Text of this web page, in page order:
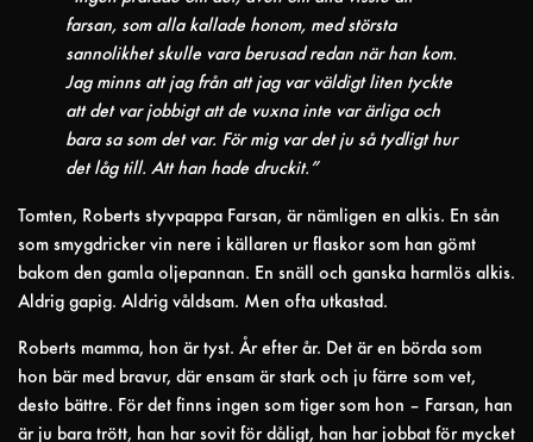
farsan, som alla kallade honom, med största
sannolikhet skulle vara berusad redan när han kom.
Jag minns att jag från att jag var väldigt liten tyckte
att det var jobbigt att de vuxna inte var ärliga och
bara sa som det var. För mig var det ju så tydligt hur
det låg till. Att han hade druckit.”
Tomten, Roberts styvpappa Farsan, är nämligen en alkis. En sån
som smygdricker vin nere i källaren ur flaskor som han gömt
bakom den gamla oljepannan. En snäll och ganska harmlös alkis.
Aldrig gapig. Aldrig våldsam. Men ofta utkastad.
Roberts mamma, hon är tyst. År efter år. Det är en börda som
hon bär med bravur, där ensam är stark och ju färre som vet,
desto bättre. För det finns ingen som tiger som hon – Farsan, han
är ju bara trött, han har sovit för dåligt, han har jobbat för mycket